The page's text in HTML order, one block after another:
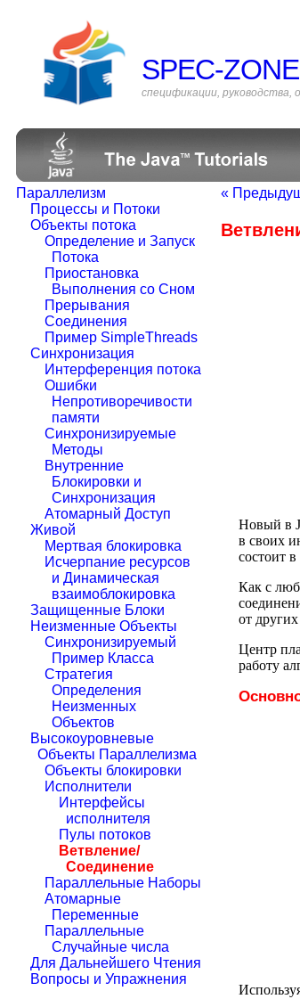
SPEC-ZONE
спецификации, руководства,
Параллелизм
Процессы и Потоки
Объекты потока
Определение и Запуск
Потока
Приостановка
Выполнения со Сном
Прерывания
Соединения
Пример SimpleThreads
Синхронизация
Интерференция потока
Ошибки
Непротиворечивости
памяти
Синхронизируемые
Методы
Внутренние
Блокировки и
Синхронизация
Атомарный Доступ
Живой
Мертвая блокировка
Исчерпание ресурсов
и Динамическая
взаимоблокировка
Защищенные Блоки
Неизменные Объекты
Синхронизируемый
Пример Класса
Стратегия
Определения
Неизменных
Объектов
Высокоуровневые
Объекты Параллелизма
Объекты блокировки
Исполнители
Интерфейсы
исполнителя
Пулы потоков
Ветвление/
Соединение
Параллельные Наборы
Атомарные
Переменные
Параллельные
Случайные числа
Для Дальнейшего Чтения
Вопросы и Упражнения
«
Новый в
в своих
состоит
Как с
от
Центр
работу